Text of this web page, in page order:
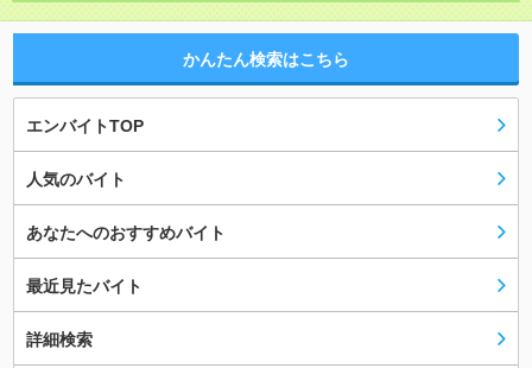
かんたん検索はこちら
エンバイトTOP
人気のバイト
あなたへのおすすめバイト
最近見たバイト
詳細検索